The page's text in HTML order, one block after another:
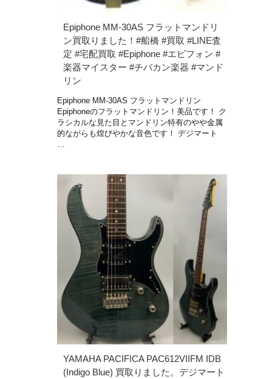
Epiphone MM-30AS フラットマンドリ
ン買取りました！#船橋 #買取 #LINE査
定 #宅配買取 #Epiphone #エピフォン #
楽器マイスター #チバカン楽器 #マンド
リン
Epiphone MM-30AS フラットマンドリン
Epiphoneのフラットマンドリン！美品です！ ク
ラシカルな見た目とマンドリン特有のやや金属
的ながらも煌びやかな音色です！ デジマート
YAMAHA PACIFICA PAC612VIIFM IDB
(Indigo Blue) 買取りました。デジマート